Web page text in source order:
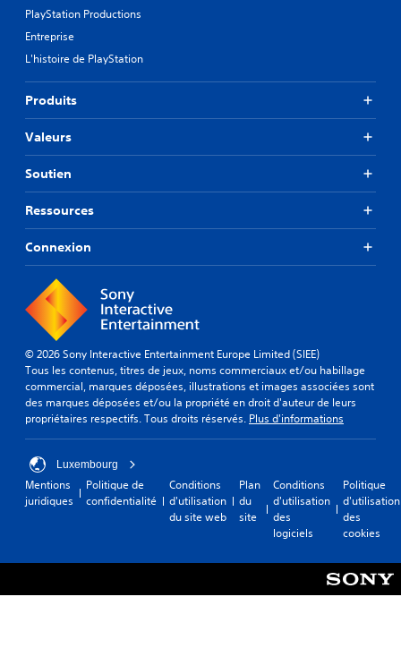
PlayStation Productions
Entreprise
L'histoire de PlayStation
Produits
Valeurs
Soutien
Ressources
Connexion
© 2026 Sony Interactive Entertainment Europe Limited (SIEE)
Tous les contenus, titres de jeux, noms commerciaux et/ou habillage
commercial, marques déposées, illustrations et images associées sont
des marques déposées et/ou la propriété en droit d'auteur de leurs
propriétaires respectifs. Tous droits réservés. Plus d'informations
Luxembourg
Mentions
juridiques
Politique de
confidentialité
Conditions
d'utilisation
du site web
Plan
du
site
Conditions
d'utilisation
des
logiciels
Politique
d'utilisation
des
cookies